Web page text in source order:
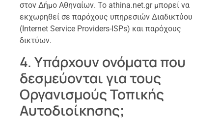
στον Δήμο Αθηναίων. Το athina.net.gr μπορεί να
εκχωρηθεί σε παρόχους υπηρεσιών Διαδικτύου
(Internet Service Providers-ISPs) και παρόχους
δικτύων.
4. Υπάρχουν ονόματα που
δεσμεύονται για τους
Οργανισμούς Τοπικής
Αυτοδιοίκησης;